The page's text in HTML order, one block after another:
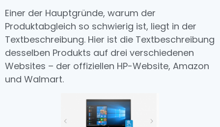
Einer der Hauptgründe, warum der
Produktabgleich so schwierig ist, liegt in der
Textbeschreibung. Hier ist die Textbeschreibung
desselben Produkts auf drei verschiedenen
Websites – der offiziellen HP-Website, Amazon
und Walmart.